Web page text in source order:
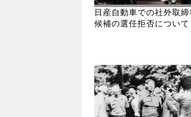
日産自動車での社外取締
候補の選任拒否について